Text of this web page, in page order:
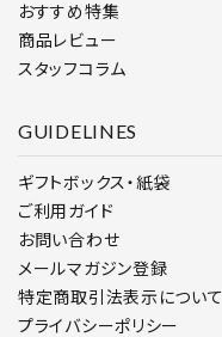
おすすめ特集
商品レビュー
スタッフコラム
GUIDELINES
ギフトボックス・紙袋
ご利用ガイド
お問い合わせ
メールマガジン登録
特定商取引法表示について
プライバシーポリシー